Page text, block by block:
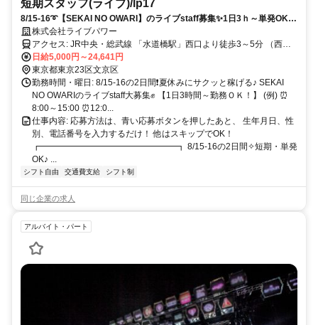
短期スタッフ(ライブ)/lp17
8/15-16➰【SEKAI NO OWARI】のライブstaff募集✨1日3ｈ～単発OK✨
大学生活躍中！
株式会社ライブパワー
アクセス: JR中央・総武線 「水道橋駅」西口より徒歩3～5分 （西口
から後楽園ブリッジ経由） 都営三田線「水道橋駅」A2出口より徒歩3
～5分 丸ノ内線・南北線 「後楽園駅」2番出口より徒歩1分 都営大江
戸線「春日駅」6番出口より徒歩3～5分
日給5,000円～24,641円
東京都東京23区文京区
勤務時間・曜日: 8/15-16の2日間❗夏休みにサクッと稼げる♪ SEKAI
NO OWARIのライブstaff大募集✊️ 【1日3時間～勤務ＯＫ！】 (例) ⏰
8:00～15:00 ⏰12:0...
仕事内容: 応募方法は、青い応募ボタンを押したあと、 生年月日、性
別、電話番号を入力するだけ！ 他はスキップでOK！
┏━━━━━━━━━━━━━━━━┓ 8/15-16の2日間✧短期・単発
OK♪ ...
シフト自由 交通費支給 シフト制
同じ企業の求人
アルバイト・パート